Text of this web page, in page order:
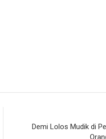
Demi Lolos Mudik di